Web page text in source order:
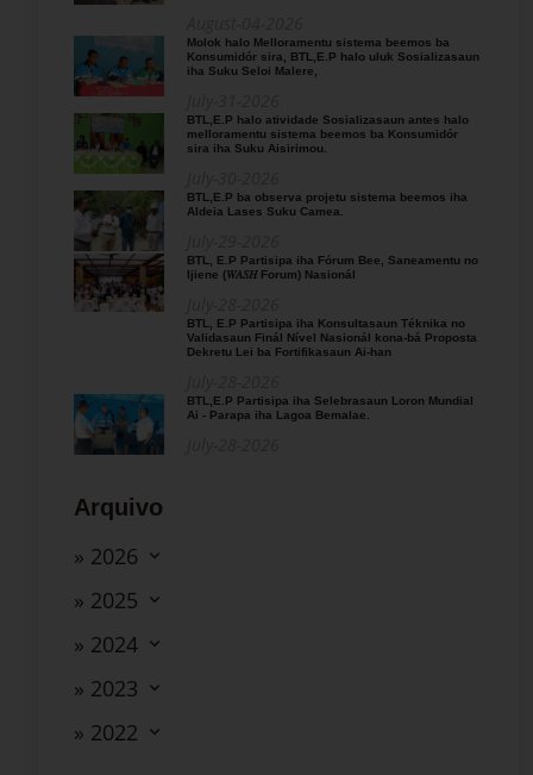
Molok halo Melloramentu sistema beemos ba
Konsumidór sira, BTL,E.P halo uluk Sosializasaun
iha Suku Seloi Malere,
BTL,E.P halo atividade Sosializasaun antes halo
melloramentu sistema beemos ba Konsumidór
sira iha Suku Aisirimou.
BTL,E.P ba observa projetu sistema beemos iha
Aldeia Lases Suku Camea.
BTL, E.P Partisipa iha Fórum Bee, Saneamentu no
Ijiene (𝑊𝐴𝑆𝐻 Forum) Nasionál
BTL, E.P Partisipa iha Konsultasaun Téknika no
Validasaun Finál Nível Nasionál kona-bá Proposta
Dekretu Lei ba Fortifikasaun Ai-han
BTL,E.P Partisipa iha Selebrasaun Loron Mundial
Ai - Parapa iha Lagoa Bemalae.
Arquivo
» 2026
» 2025
» 2024
» 2023
» 2022